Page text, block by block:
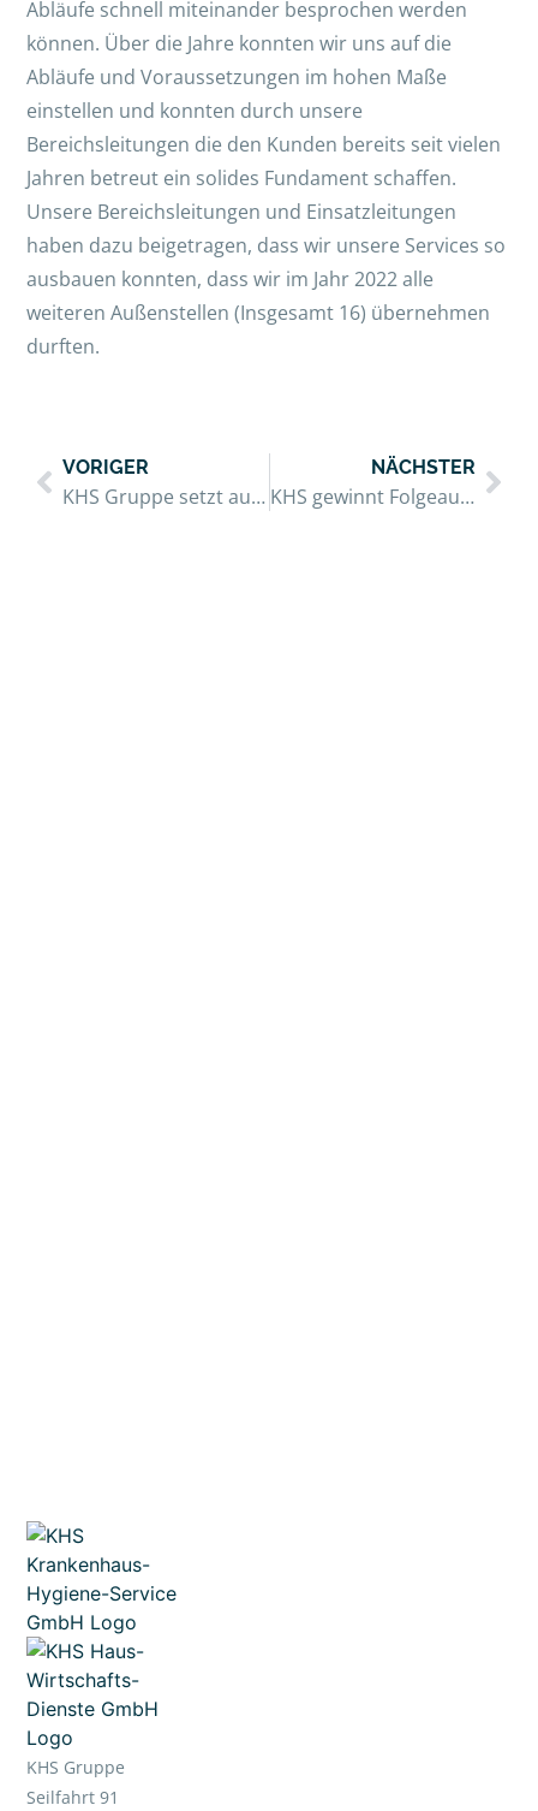
Abläufe schnell miteinander besprochen werden
können. Über die Jahre konnten wir uns auf die
Abläufe und Voraussetzungen im hohen Maße
einstellen und konnten durch unsere
Bereichsleitungen die den Kunden bereits seit vielen
Jahren betreut ein solides Fundament schaffen.
Unsere Bereichsleitungen und Einsatzleitungen
haben dazu beigetragen, dass wir unsere Services so
ausbauen konnten, dass wir im Jahr 2022 alle
weiteren Außenstellen (Insgesamt 16) übernehmen
durften.
VORIGER
KHS Gruppe setzt auf Nachhaltigkeit und E-Learning: Einblick in den Workshop mit Partner Dr. Schnell
NÄCHSTER
KHS gewinnt Folgeauftrag: Reinigung und Desinfektion für 13 DRK-Einrichtungen
KHS Gruppe
Seilfahrt 91